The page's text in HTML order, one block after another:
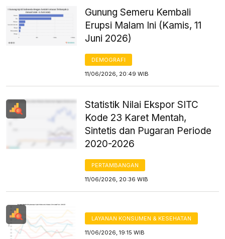
Gunung Semeru Kembali
Erupsi Malam Ini (Kamis, 11
Juni 2026)
DEMOGRAFI
11/06/2026, 20:49 WIB
Statistik Nilai Ekspor SITC
Kode 23 Karet Mentah,
Sintetis dan Pugaran Periode
2020-2026
PERTAMBANGAN
11/06/2026, 20:36 WIB
LAYANAN KONSUMEN & KESEHATAN
11/06/2026, 19:15 WIB